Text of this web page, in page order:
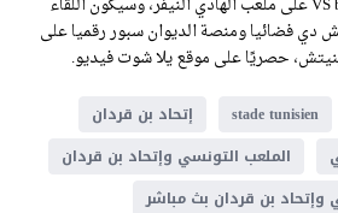
دي فضائيا ومنصة الديوان سبور رقميا على
stade tunisien
إتحاد بن قردان
الملعب التونسي وإتحاد بن قردان
وإتحاد بن قردان بث مباشر